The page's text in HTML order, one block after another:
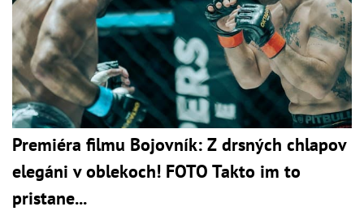
Premiéra filmu Bojovník: Z drsných chlapov
elegáni v oblekoch! FOTO Takto im to
pristane...